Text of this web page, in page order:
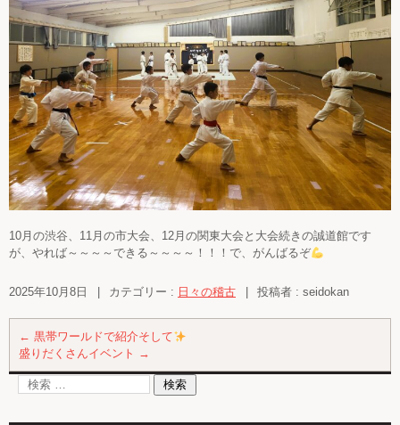
10月の渋谷、11月の市大会、12月の関東大会と大会続きの誠道館です
が、やれば～～～～できる～～～～！！！で、がんばるぞ
2025年10月8日 カテゴリー : 日々の稽古 投稿者 : seidokan
← 黒帯ワールドで紹介そして
盛りだくさんイベント →